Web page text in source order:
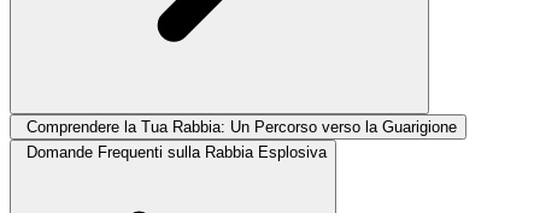
Comprendere la Tua Rabbia: Un Percorso verso la Guarigione
Domande Frequenti sulla Rabbia Esplosiva